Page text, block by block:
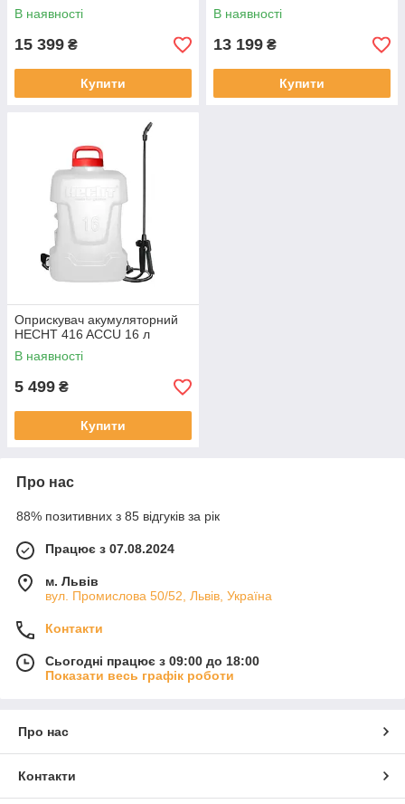
В наявності
15 399 ₴
Купити
В наявності
13 199 ₴
Купити
Оприскувач акумуляторний
HECHT 416 ACCU 16 л
В наявності
5 499 ₴
Купити
Про нас
88% позитивних з 85 відгуків за рік
Працює з 07.08.2024
м. Львів
вул. Промислова 50/52, Львів, Україна
Контакти
Сьогодні працює з 09:00 до 18:00
Показати весь графік роботи
Про нас
Контакти